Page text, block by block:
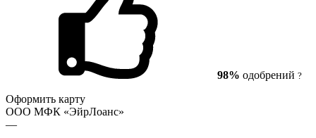
98% одобрений ?
Оформить карту
ООО МФК «ЭйрЛоанс»
—